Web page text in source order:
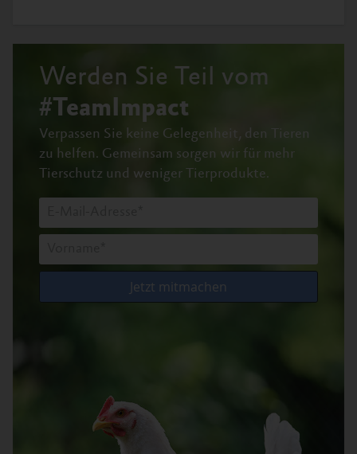
Werden Sie Teil vom
#TeamImpact
Verpassen Sie keine Gelegenheit, den Tieren
zu helfen. Gemeinsam sorgen wir für mehr
Tierschutz und weniger Tierprodukte.